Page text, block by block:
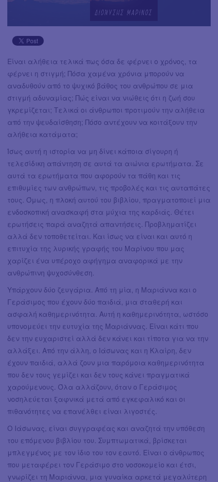
Είναι αλήθεια τελικά πως όσα δε φέρνει ο χρόνος, τα
φέρνει η στιγμή; Πόσα χαμένα χρόνια μπορούν να
αναδυθούν από το ψυχικό βάθος του ανθρώπου σε μια
στιγμή αδυναμίας; Πώς είναι να νιώθεις ότι η ζωή σου
γκρεμίζεται; Τελικά οι άνθρωποι προτιμούν την αλήθεια
από την ψευδαίσθηση; Πόσο αντέχουν να κοιτάξουν την
αλήθεια κατάματα;
Ίσως αυτή η ιστορία να μη δίνει κάποια σίγουρη ή
τελεσίδικη απάντηση σε αυτά τα αιώνια ερωτήματα. Σε
αυτά τα ερωτήματα που αφορούν τα πάθη και τις
επιθυμίες των ανθρώπων, τις προβολές και τις αυταπάτες
τους. Όμως, η πλοκή αυτού του βιβλίου, πραγματοποιεί μια
ενδοσκοπική ανασκαφή στα μύχια της καρδιάς. Θέτει
ερωτήσεις παρά αναζητά απαντήσεις. Προβληματίζει
αλλά δεν τοποθετείται. Και ίσως να είναι και αυτό η
επιτυχία της λυρικής γραφής του Μαρίνου που μας
χαρίζει ένα υπέροχο αφήγημα αναφορικά με την
ανθρώπινη ψυχοσύνθεση.
Υπάρχουν δύο ζευγάρια. Από τη μία, η Μαριάννα και ο
Γεράσιμος που έχουν δύο παιδιά, μια σταθερή και
ασφαλή καθημερινότητα. Αυτή η καθημερινότητα, ωστόσο
υπονομεύει την ευτυχία της Μαριάννας. Είναι κάτι που
δεν την ευχαριστεί αλλά δεν κάνει και τίποτα για να την
αλλάξει. Από την άλλη, ο Ιάσωνας και η Κλαίρη, δεν
έχουν παιδιά, αλλά ζουν μια παρόμοια καθημερινότητα
που δεν τους γεμίζει και δεν τους κάνει πραγματικά
χαρούμενους. Όλα αλλάζουν, όταν ο Γεράσιμος
νοσηλεύεται ξαφνικά μετά από εγκεφαλικό και οι
πιθανότητες να επανέλθει είναι λιγοστές.
Ο Ιάσωνας, είναι συγγραφέας και αναζητά την υπόθεση
του επόμενου βιβλίου του. Συμπτωματικά, βρίσκεται
μπλεγμένος με τον ίδιο του τον εαυτό. Είναι ο άνθρωπος
που μεταφέρει τον Γεράσιμο στο νοσοκομείο και έτσι,
γνωρίζει τη Μαριάννα, μια γυναίκα αρκετά μεγαλύτερη